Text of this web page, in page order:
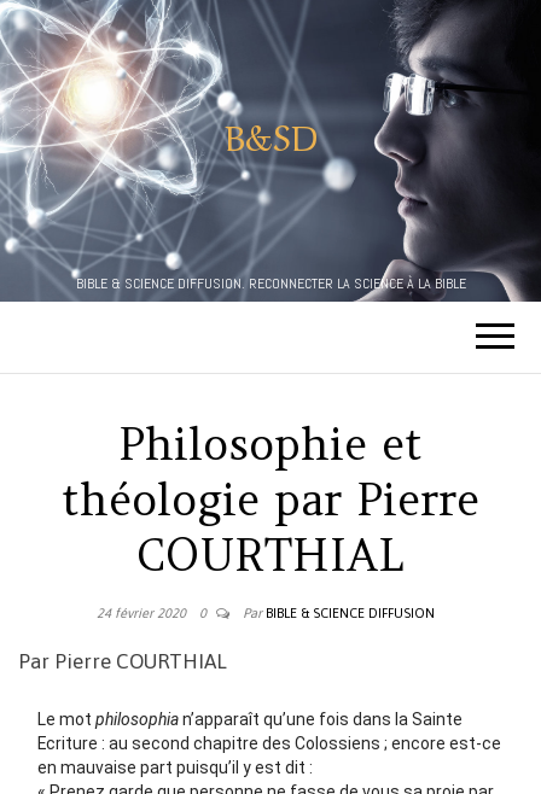
B&SD
BIBLE & SCIENCE DIFFUSION. RECONNECTER LA SCIENCE À LA BIBLE
Philosophie et
théologie par Pierre
COURTHIAL
24 février 2020 0 Par BIBLE & SCIENCE DIFFUSION
Par Pierre COURTHIAL
Le mot philosophian’apparaît qu’une fois dans la Sainte
Ecriture : au second chapitre des Colossiens ; encore est-ce
en mauvaise part puisqu’il y est dit :